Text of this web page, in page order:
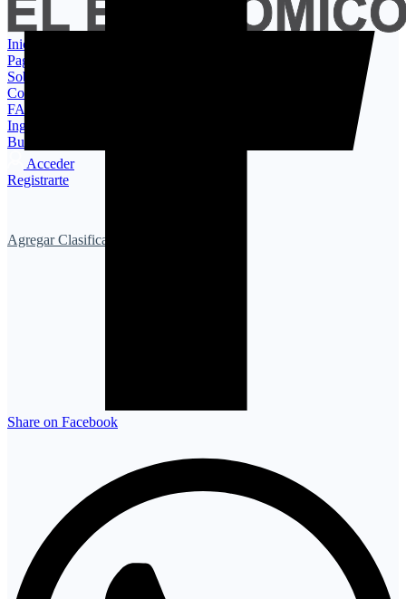
Inicio
Paginas
Sobre Nosotros
Contacto
FAQ
Ingresar / Registrarse
Buscar por Usuario
Acceder
Registrarte
Agregar Clasificado
Share on Facebook